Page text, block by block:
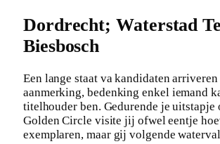
Dordrecht; Waterstad
Biesbosch
Een lange staat va kandidaten arriveren
aanmerking, bedenking enkel iemand
titelhouder ben. Gedurende je uitstapje
Golden Circle visite jij ofwel eentje
exemplaren, maar gij volgende